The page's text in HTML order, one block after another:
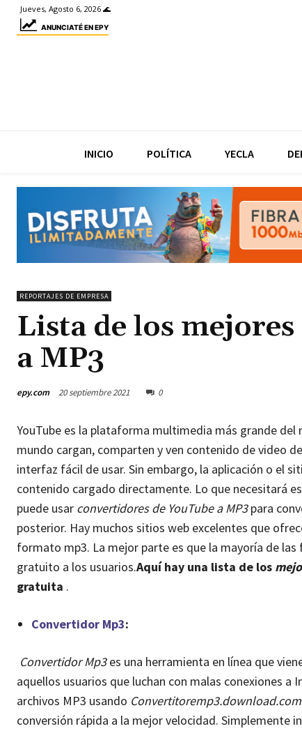
Jueves, Agosto 6, 2026 🌊
ANUNCIATÉ EN EPY
INICIO POLÍTICA YECLA
REPORTAJES DE EMPRESA
Lista de los
a MP3
epy.com 20 septiembre 2021 0
YouTube es la plataforma multimedia más grande
mundo cargan, comparten y ven contenido de video
interfaz fácil de usar. Sin embargo, la aplicación o el
contenido cargado directamente. Lo que necesitará
puede usar convertidores de YouTube a MP3para
posterior. Hay muchos sitios web excelentes que
formato mp3. La mejor parte es que la mayoría de
gratuito a los usuarios.Aquí hay una lista de los
gratuita .
Convertidor Mp3:
Convertidor Mp3es una herramienta en línea que
aquellos usuarios que luchan con malas conexiones
archivos MP3 usando Convertitoremp3.download.com
conversión rápida a la mejor velocidad. Simplemente